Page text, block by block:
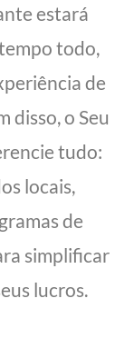
estará
todo,
de
disso, o Seu
tudo:
locais,
de
simplificar
lucros.